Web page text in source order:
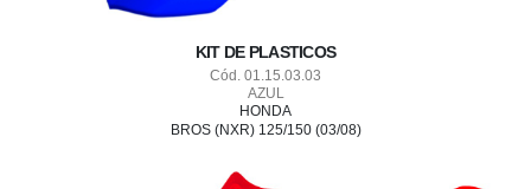
KIT DE PLASTICOS
Cód. 01.15.03.03
AZUL
HONDA
BROS (NXR) 125/150 (03/08)